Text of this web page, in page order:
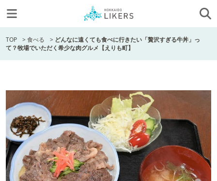
TOP >食べる > どんなに遠くても食べに行きたい「贅沢すぎる牛丼」っ
て？牧場でいただく希少な肉グルメ【えりも町】